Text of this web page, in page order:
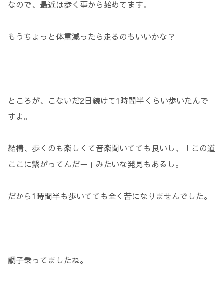
なので、最近は歩く事から始めてます。
もうちょっと体重減ったら走るのもいいかな？
ところが、こないだ2日続けて1時間半くらい歩いたんで
すよ。
結構、歩くのも楽しくて音楽聞いてても良いし、「この道
ここに繋がってんだー」みたいな発見もあるし。
だから1時間半も歩いてても全く苦になりませんでした。
調子乗ってましたね。